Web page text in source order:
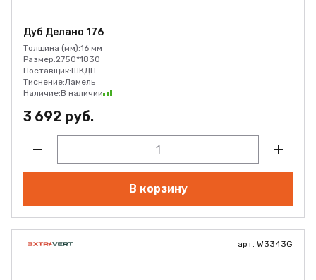
Дуб Делано 176
Толщина (мм):16 мм
Размер:2750*1830
Поставщик:ШКДП
Тиснение:Ламель
Наличие:В наличии
3 692 руб.
В корзину
арт. W3343G